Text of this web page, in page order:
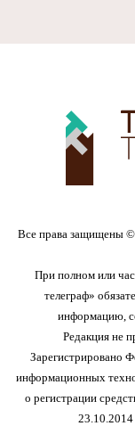
Все права защищены ©
При полном или
телеграф»
информацию,
Редакция не
Зарегистрировано
информационных
о регистрации